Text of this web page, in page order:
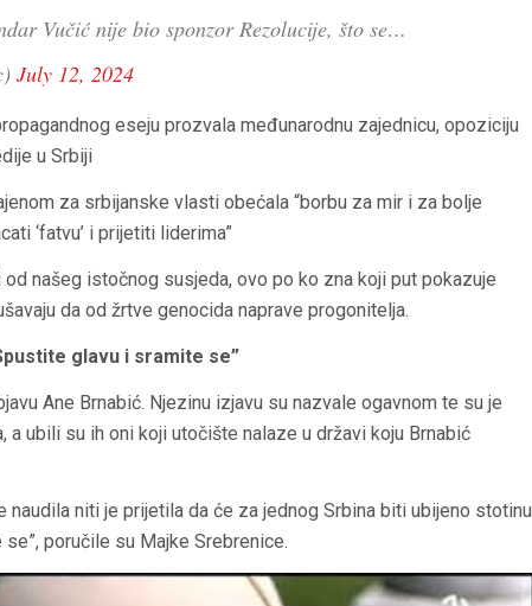
Vučić nije bio sponzor Rezolucije, što se…
July 12, 2024
eseju prozvala međunarodnu zajednicu, opoziciju
u Srbiji
za srbijanske vlasti obećala “borbu za mir i za bolje
‘fatvu’ i prijetiti liderima”
našeg istočnog susjeda, ovo po ko zna koji put pokazuje
da od žrtve genocida naprave progonitelja.
glavu i sramite se”
Ane Brnabić. Njezinu izjavu su nazvale ogavnom te su je
a ubili su ih oni koji utočište nalaze u državi koju Brnabić
naudila niti je prijetila da će za jednog Srbina biti ubijeno stotinu
poručile su Majke Srebrenice.